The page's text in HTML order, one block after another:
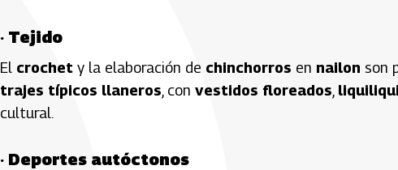
· Tejido
El crochet y la elaboración de chinchorros en nailon son
trajes típicos llaneros , con vestidos floreados
cultural.
· Deportes autóctonos